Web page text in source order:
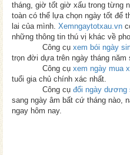
tháng, giờ tốt giờ xấu trong từng
toàn có thể lựa chọn ngày tốt để
lai của mình. Xemngaytotxau.vn
những thông tin thú vị khác về
Công cụ xem bói ngày
trọn đời dựa trên ngày tháng năm
Công cụ xem ngày mua
tuổi gia chủ chính xác nhất.
Công cụ đổi ngày dương
sang ngày âm bất cứ tháng nào,
ngay hôm nay.